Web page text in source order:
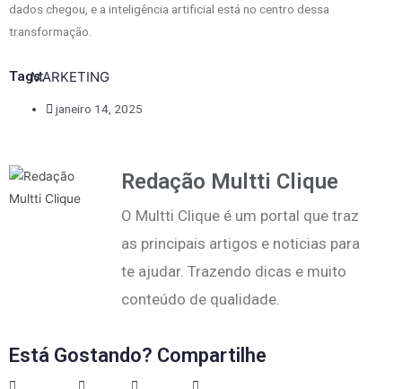
dados chegou, e a inteligência artificial está no centro dessa
transformação.
Tags:MARKETING
janeiro 14, 2025
Redação Multti Clique
O Multti Clique é um portal que traz
as principais artigos e noticias para
te ajudar. Trazendo dicas e muito
conteúdo de qualidade.
Está Gostando? Compartilhe